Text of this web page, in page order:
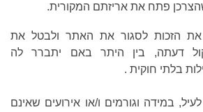
פתח את אריזתם המקורית.
הזכות לסגור את האתר ולבטל את
דעתה, בין היתר באם יתברר לה
בלתי חוקית .
במידה וגורמים ו/או אירועים שאינם